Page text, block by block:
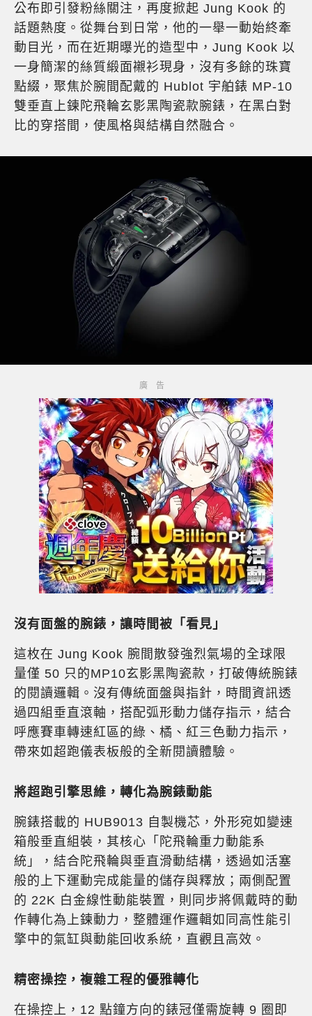
公布即引發粉絲關注，再度掀起 Jung Kook 的
話題熱度。從舞台到日常，他的一舉一動始終牽
動目光，而在近期曝光的造型中，Jung Kook 以
一身簡潔的絲質緞面襯衫現身，沒有多餘的珠寶
點綴，聚焦於腕間配戴的 Hublot 宇舶錶 MP-10
雙垂直上鍊陀飛輪玄影黑陶瓷款腕錶，在黑白對
比的穿搭間，使風格與結構自然融合。
沒有面盤的腕錶，讓時間被「看見」
這枚在 Jung Kook 腕間散發強烈氣場的全球限
量僅 50 只的MP10玄影黑陶瓷款，打破傳統腕錶
的閱讀邏輯。沒有傳統面盤與指針，時間資訊透
過四組垂直滾軸，搭配弧形動力儲存指示，結合
呼應賽車轉速紅區的綠、橘、紅三色動力指示，
帶來如超跑儀表板般的全新閱讀體驗。
將超跑引擎思維，轉化為腕錶動能
腕錶搭載的 HUB9013 自製機芯，外形宛如變速
箱般垂直組裝，其核心「陀飛輪重力動能系
統」，結合陀飛輪與垂直滑動結構，透過如活塞
般的上下運動完成能量的儲存與釋放；兩側配置
的 22K 白金線性動能裝置，則同步將佩戴時的動
作轉化為上鍊動力，整體運作邏輯如同高性能引
擎中的氣缸與動能回收系統，直觀且高效。
精密操控，複雜工程的優雅轉化
在操控上，12 點鐘方向的錶冠僅需旋轉 9 圈即